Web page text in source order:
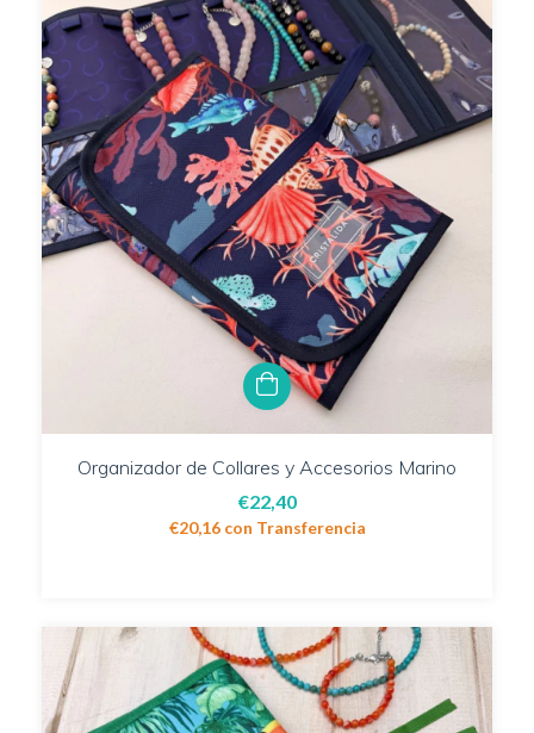
Organizador de Collares y Accesorios Marino
€22,40
€20,16 con Transferencia